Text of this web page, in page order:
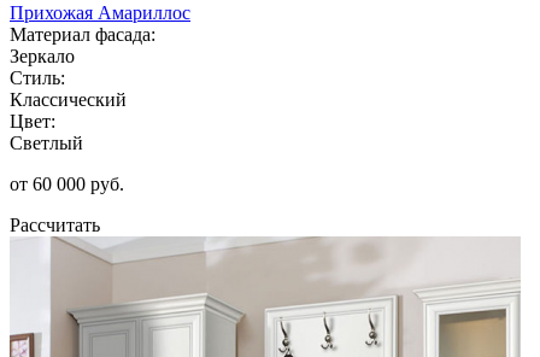
Прихожая Амариллос
Материал фасада:
Зеркало
Стиль:
Классический
Цвет:
Светлый
от 60 000 руб.
Рассчитать